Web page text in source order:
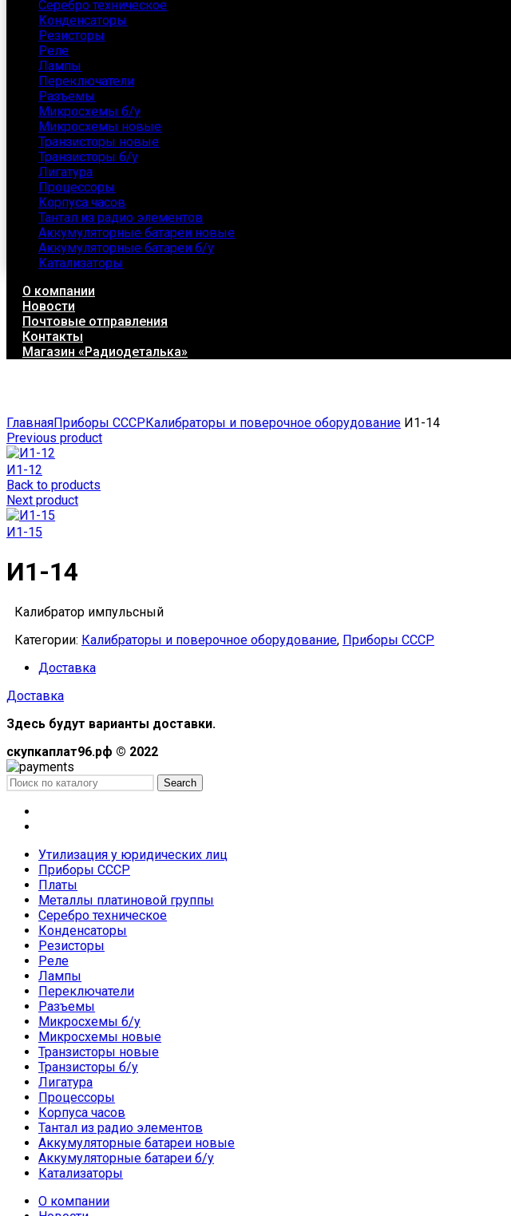
Серебро техническое
Конденсаторы
Резисторы
Реле
Лампы
Переключатели
Разъемы
Микросхемы б/у
Микросхемы новые
Транзисторы новые
Транзисторы б/у
Лигатура
Процессоры
Корпуса часов
Тантал из радио элементов
Аккумуляторные батареи новые
Аккумуляторные батареи б/у
Катализаторы
О компании
Новости
Почтовые отправления
Контакты
Магазин «Радиодеталька»
ГлавнаяПриборы СССРКалибраторы и поверочное оборудование И1-14
Previous product
И1-12
Back to products
Next product
И1-15
И1-14
Калибратор импульсный
Категории: Калибраторы и поверочное оборудование, Приборы СССР
Доставка
Доставка
Здесь будут варианты доставки.
скупкаплат96.рф © 2022
Search
Утилизация у юридических лиц
Приборы СССР
Платы
Металлы платиновой группы
Серебро техническое
Конденсаторы
Резисторы
Реле
Лампы
Переключатели
Разъемы
Микросхемы б/у
Микросхемы новые
Транзисторы новые
Транзисторы б/у
Лигатура
Процессоры
Корпуса часов
Тантал из радио элементов
Аккумуляторные батареи новые
Аккумуляторные батареи б/у
Катализаторы
О компании